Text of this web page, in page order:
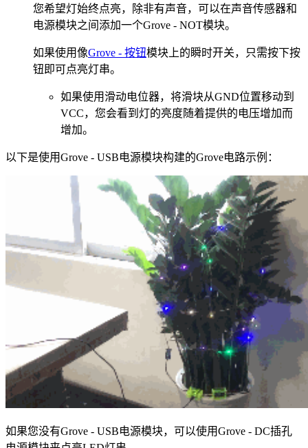
您希望灯始终点亮，除非有声音，可以在声音传感器和
电源模块之间添加一个Grove - NOT模块。
如果使用像Grove - 按钮模块上的瞬时开关，只需按下按
钮即可点亮灯串。
如果使用滑动电位器，将滑块从GND位置移动到
VCC，您会看到灯的亮度随着提供的电压增加而
增加。
以下是使用Grove - USB电源模块构建的Grove电路示例：
如果您没有Grove - USB电源模块，可以使用Grove - DC插孔